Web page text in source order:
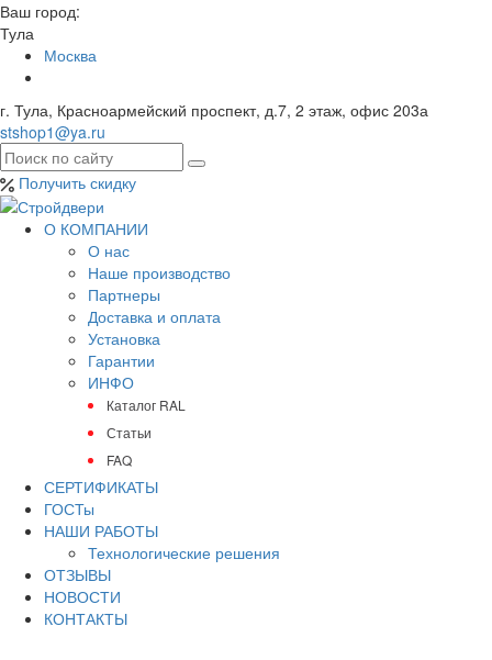
Ваш город:
Тула
Москва
г. Тула, Красноармейский проспект, д.7, 2 этаж, офис 203а
stshop1@ya.ru
Получить скидку
О КОМПАНИИ
О нас
Наше производство
Партнеры
Доставка и оплата
Установка
Гарантии
ИНФО
Каталог RAL
Статьи
FAQ
СЕРТИФИКАТЫ
ГОСТы
НАШИ РАБОТЫ
Технологические решения
ОТЗЫВЫ
НОВОСТИ
КОНТАКТЫ